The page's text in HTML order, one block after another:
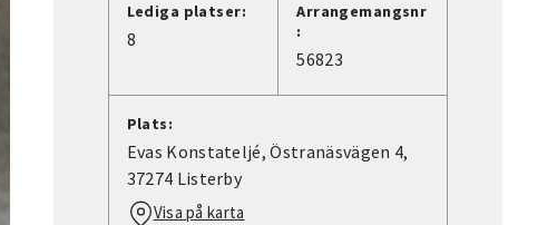
Lediga platser:
8
Arrangemangsnr
:
56823
Plats:
Evas Konstateljé, Östranäsvägen 4,
37274 Listerby
Visa på karta